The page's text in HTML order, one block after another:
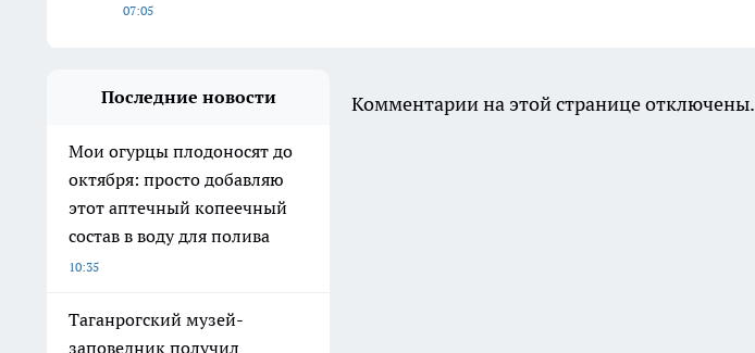
07:05
Последние новости
Мои огурцы плодоносят до
октября: просто добавляю
этот аптечный копеечный
состав в воду для полива
10:35
Таганрогский музей-
заповедник получил
Комментарии на этой странице отключены.